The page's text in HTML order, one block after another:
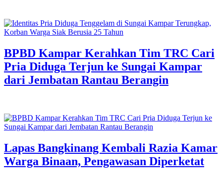
BPBD Kampar Kerahkan Tim TRC Cari
Pria Diduga Terjun ke Sungai Kampar
dari Jembatan Rantau Berangin
Lapas Bangkinang Kembali Razia Kamar
Warga Binaan, Pengawasan Diperketat